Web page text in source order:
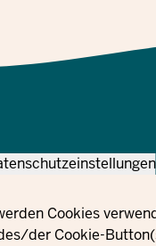
Cookies
der Cookie-